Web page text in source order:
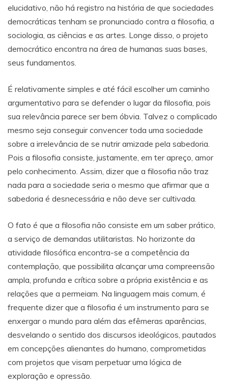
elucidativo, não há registro na história de que sociedades
democráticas tenham se pronunciado contra a filosofia, a
sociologia, as ciências e as artes. Longe disso, o projeto
democrático encontra na área de humanas suas bases,
seus fundamentos.
É relativamente simples e até fácil escolher um caminho
argumentativo para se defender o lugar da filosofia, pois
sua relevância parece ser bem óbvia. Talvez o complicado
mesmo seja conseguir convencer toda uma sociedade
sobre a irrelevância de se nutrir amizade pela sabedoria.
Pois a filosofia consiste, justamente, em ter apreço, amor
pelo conhecimento. Assim, dizer que a filosofia não traz
nada para a sociedade seria o mesmo que afirmar que a
sabedoria é desnecessária e não deve ser cultivada.
O fato é que a filosofia não consiste em um saber prático,
a serviço de demandas utilitaristas. No horizonte da
atividade filosófica encontra-se a competência da
contemplação, que possibilita alcançar uma compreensão
ampla, profunda e crítica sobre a própria existência e as
relações que a permeiam. Na linguagem mais comum, é
frequente dizer que a filosofia é um instrumento para se
enxergar o mundo para além das efêmeras aparências,
desvelando o sentido dos discursos ideológicos, pautados
em concepções alienantes do humano, comprometidas
com projetos que visam perpetuar uma lógica de
exploração e opressão.